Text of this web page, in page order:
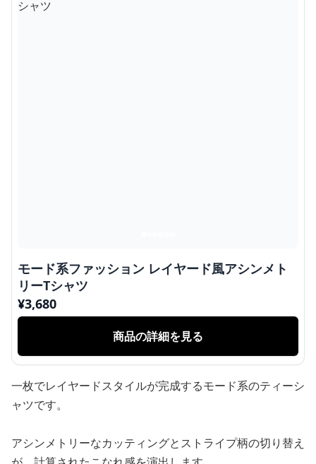
モード系ファッション レイヤード風アシンメト
リーTシャツ
¥3,680
商品の詳細を見る
一枚でレイヤードスタイルが完成するモード系のティーシ
ャツです。
アシンメトリーなカッティングとストライプ柄の切り替え